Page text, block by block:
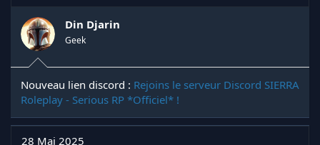
n
s
:
Din Djarin
Geek
Nouveau lien discord : Rejoins le serveur Discord SIERRA
Roleplay - Serious RP *Officiel* !
28 Mai 2025